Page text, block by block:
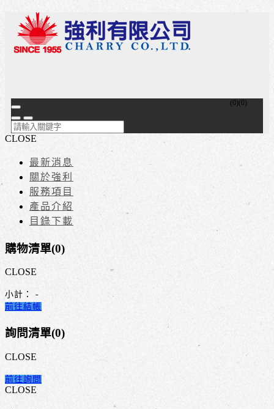
(0)(0)
CLOSE
最新消息
關於強利
服務項目
產品介紹
目錄下載
購物清單(0)
CLOSE
小計：
-
前往結帳
詢問清單(0)
CLOSE
前往詢問
CLOSE